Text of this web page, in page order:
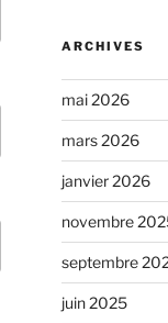
ARCHIVES
mai 2026
mars 2026
janvier 2026
novembre
septembre
juin 2025